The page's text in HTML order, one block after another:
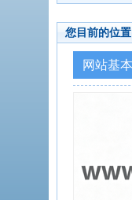
您目前的位置
网站基